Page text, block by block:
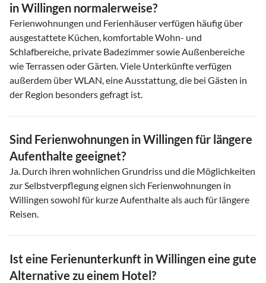
in Willingen normalerweise?
Ferienwohnungen und Ferienhäuser verfügen häufig über
ausgestattete Küchen, komfortable Wohn- und
Schlafbereiche, private Badezimmer sowie Außenbereiche
wie Terrassen oder Gärten. Viele Unterkünfte verfügen
außerdem über WLAN, eine Ausstattung, die bei Gästen in
der Region besonders gefragt ist.
Sind Ferienwohnungen in Willingen für längere
Aufenthalte geeignet?
Ja. Durch ihren wohnlichen Grundriss und die Möglichkeiten
zur Selbstverpflegung eignen sich Ferienwohnungen in
Willingen sowohl für kurze Aufenthalte als auch für längere
Reisen.
Ist eine Ferienunterkunft in Willingen eine gute
Alternative zu einem Hotel?